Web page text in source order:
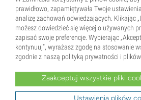
prawidłowo, zapamiętywała Twoje
analizę zachowań odwiedzających. Klikając
możesz dowiedzieć się więcej o używanych
zapisać swoje preferencje. Wybierając
kontynuuj”, wyrażasz zgodę na stosowanie
zgodnie z naszą polityką prywatności i plików
Zaakceptuj wszystkie pliki
Ustawienia plików
* Nasiona są sprzedawane wyłącznie jako pamiątki.
zamieszkania oraz znasz obowiązujące przepisy. Zamnesia nie